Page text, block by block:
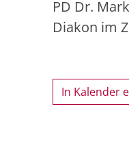
PD Dr.
Diakon im
In Kalender